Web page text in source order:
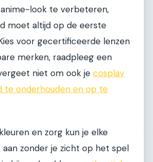
look te verbeteren,
moet altijd op de eerste
voor gecertificeerde lenzen
merken, raadpleeg een
niet om ook je cosplay
te onderhouden en op te
en zorg kun je elke
zonder je zicht op het spel